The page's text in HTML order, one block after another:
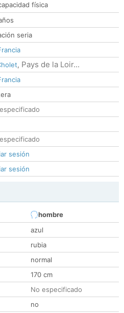
física
seria
, Pays de la Loir...
sesión
sesión
hombre
azul
rubia
normal
170 cm
No especificado
no